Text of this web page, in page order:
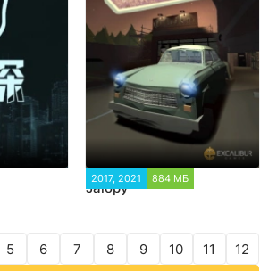
2017, 2021 884 МБ
Jalopy
5 6 7 8 9 10 11
12